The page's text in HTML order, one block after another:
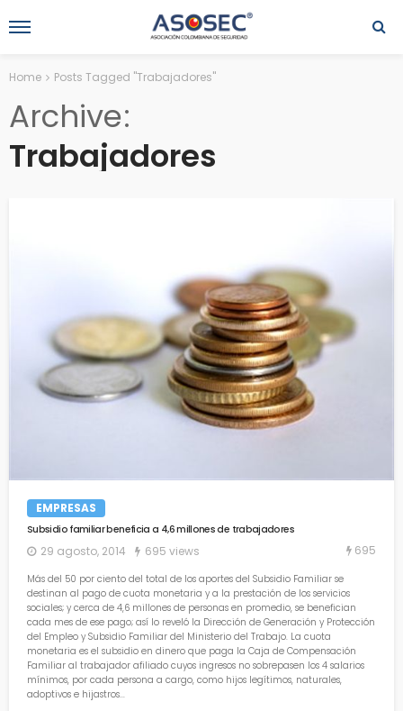
Home Posts Tagged "Trabajadores"
Archive
Trabajadores
EMPRESAS
Subsidio familiar beneficia a 4,6 millones de trabajadores
29 agosto, 2014 695 views 695
Más del 50 por ciento del total de los aportes del Subsidio Familiar se
destinan al pago de cuota monetaria y a la prestación de los servicios
sociales; y cerca de 4,6 millones de personas en promedio, se benefician
cada mes de ese pago; así lo reveló la Dirección de Generación y Protección
del Empleo y Subsidio Familiar del Ministerio del Trabajo. La cuota
monetaria es el subsidio en dinero que paga la Caja de Compensación
Familiar al trabajador afiliado cuyos ingresos no sobrepasen los 4 salarios
mínimos, por cada persona a cargo, como hijos legítimos, naturales,
adoptivos e hijastros...